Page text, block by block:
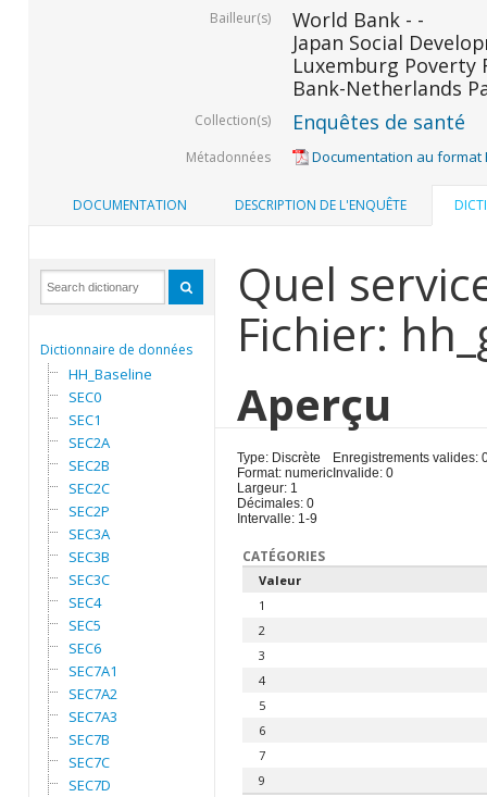
Bailleur(s)
World Bank - -
Japan Social
Luxemburg Poverty
Bank-Netherlands
Collection(s) Enquêtes de santé
Métadonnées Documentation au format
DOCUMENTATION DESCRIPTION DE L'ENQUÊTE
Dictionnaire de données
HH_Baseline
SEC0
SEC1
SEC2A
SEC2B
SEC2C
SEC2P
SEC3A
SEC3B
SEC3C
SEC4
SEC5
SEC6
SEC7A1
SEC7A2
SEC7A3
SEC7B
SEC7C
SEC7D
Quel
Fichier:
Aperçu
Type: Discrète
Format: numeric
Largeur: 1
Décimales: 0
Intervalle: 1-9
Enregistrements valides:
Invalide: 0
CATÉGORIES
Valeur
1
2
3
4
5
6
7
9